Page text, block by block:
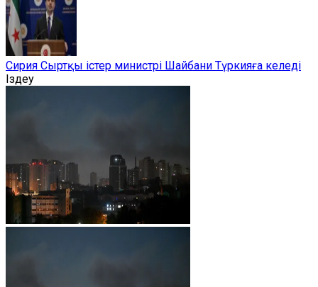
Сирия Сыртқы істер министрі Шайбани Түркияға келеді
Іздеу